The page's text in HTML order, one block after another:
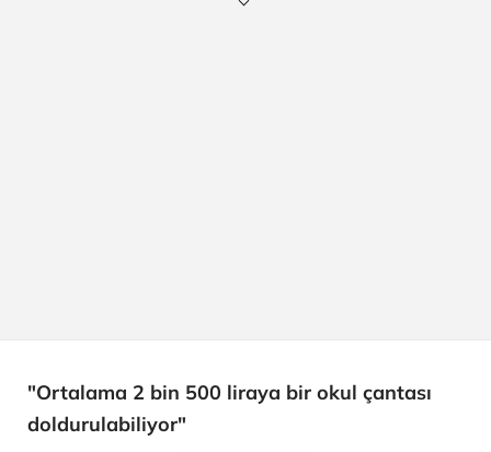
"Ortalama 2 bin 500 liraya bir okul çantası
doldurulabiliyor"